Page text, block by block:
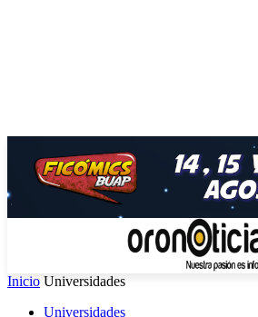
Inicio Universidades
Universidades